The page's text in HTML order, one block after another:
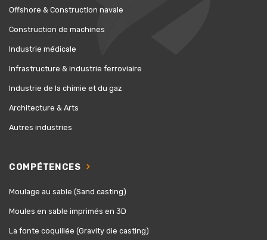
Offshore & Construction navale
Construction de machines
Industrie médicale
Infrastructure & industrie ferroviaire
Industrie de la chimie et du gaz
Architecture & Arts
Autres industries
COMPÉTENCES
Moulage au sable (Sand casting)
Moules en sable imprimés en 3D
La fonte coquillée (Gravity die casting)